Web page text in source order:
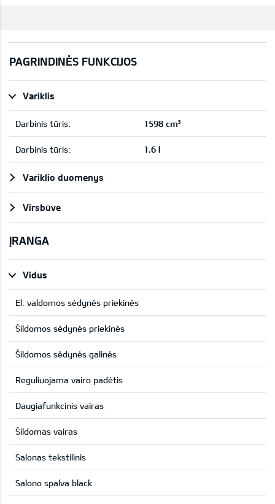
PAGRINDINĖS FUNKCIJOS
Variklis
Darbinis tūris: 1598 cm³
Darbinis tūris: 1.6 l
Variklio duomenys
Virsbūve
ĮRANGA
Vidus
El. valdomos sėdynės priekinės
Šildomos sėdynės priekinės
Šildomos sėdynės galinės
Reguliuojama vairo padėtis
Daugiafunkcinis vairas
Šildomas vairas
Salonas tekstilinis
Salono spalva black